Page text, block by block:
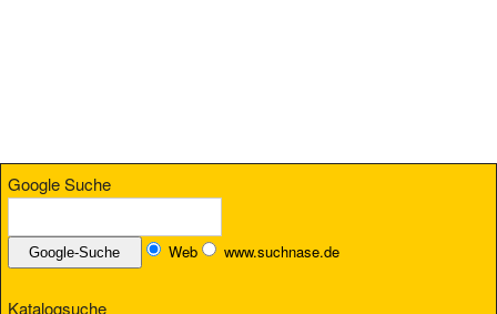
Google Suche
Web www.suchnase.de
Katalogsuche